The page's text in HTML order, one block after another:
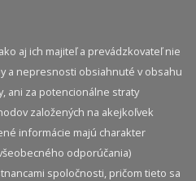
aj ich majiteľ a prevádzkovateľ nie
a nepresnosti obsiahnuté v obsahu
ani za potencionálne straty
založených na akejkoľvek
informácie majú charakter
odporúčania)
spoločnosti, pričom tieto sa